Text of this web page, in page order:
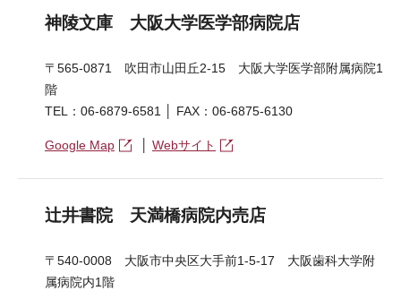
神陵文庫 大阪大学医学部病院店
〒565-0871 吹田市山田丘2-15 大阪大学医学部附属病院1
階
TEL：06-6879-6581 │ FAX：06-6875-6130
Google Map Webサイト
辻井書院 天満橋病院内売店
〒540-0008 大阪市中央区大手前1-5-17 大阪歯科大学附
属病院内1階